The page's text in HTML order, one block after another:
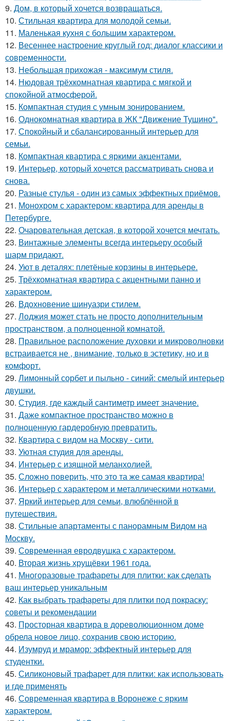
9. Дом, в который хочется возвращаться.
10. Стильная квартира для молодой семьи.
11. Маленькая кухня с большим характером.
12. Весеннее настроение круглый год: диалог классики и
современности.
13. Небольшая прихожая - максимум стиля.
14. Нюдовая трёхкомнатная квартира с мягкой и
спокойной атмосферой.
15. Компактная студия с умным зонированием.
16. Однокомнатная квартира в ЖК "Движение Тушино".
17. Спокойный и сбалансированный интерьер для
семьи.
18. Компактная квартира с яркими акцентами.
19. Интерьер, который хочется рассматривать снова и
снова.
20. Разные стулья - один из самых эффектных приёмов.
21. Монохром с характером: квартира для аренды в
Петербурге.
22. Очаровательная детская, в которой хочется мечтать.
23. Винтажные элементы всегда интерьеру особый
шарм придают.
24. Уют в деталях: плетёные корзины в интерьере.
25. Трёхкомнатная квартира с акцентными панно и
характером.
26. Вдохновение шинуазри стилем.
27. Лоджия может стать не просто дополнительным
пространством, а полноценной комнатой.
28. Правильное расположение духовки и микроволновки
встраивается не , внимание, только в эстетику, но и в
комфорт.
29. Лимонный сорбет и пыльно - синий: смелый интерьер
двушки.
30. Студия, где каждый сантиметр имеет значение.
31. Даже компактное пространство можно в
полноценную гардеробную превратить.
32. Квартира с видом на Москву - сити.
33. Уютная студия для аренды.
34. Интерьер с изящной меланхолией.
35. Сложно поверить, что это та же самая квартира!
36. Интерьер с характером и металлическими нотками.
37. Яркий интерьер для семьи, влюблённой в
путешествия.
38. Стильные апартаменты с панорамным Видом на
Москву.
39. Современная евродвушка с характером.
40. Вторая жизнь хрущёвки 1961 года.
41. Многоразовые трафареты для плитки: как сделать
ваш интерьер уникальным
42. Как выбрать трафареты для плитки под покраску:
советы и рекомендации
43. Просторная квартира в дореволюционном доме
обрела новое лицо, сохранив свою историю.
44. Изумруд и мрамор: эффектный интерьер для
студентки.
45. Силиконовый трафарет для плитки: как использовать
и где применять
46. Современная квартира в Воронеже с ярким
характером.